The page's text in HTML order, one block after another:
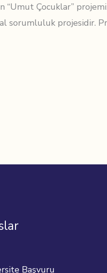
“Umut Çocuklar”
sorumluluk projesidir.
Başvuru